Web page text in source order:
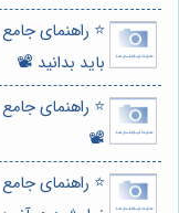
⭐️ راهنمای جامع
باید بدانید 📽️
⭐️ راهنمای جامع
📽️